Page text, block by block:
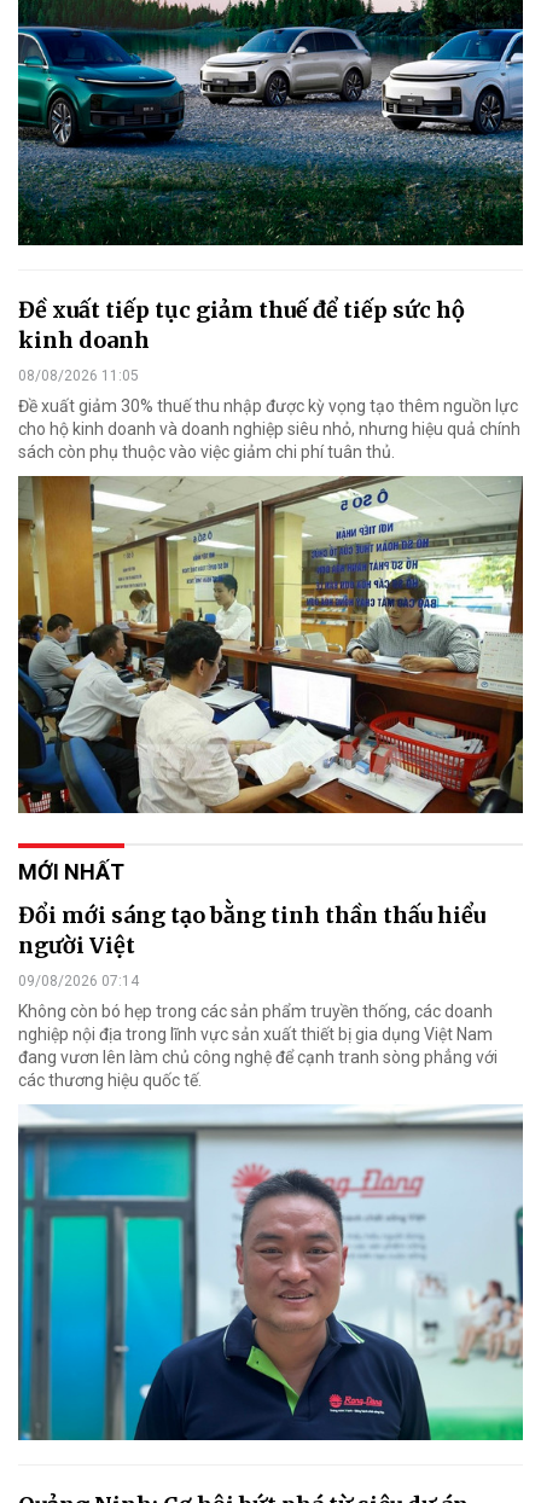
Đề xuất tiếp tục giảm thuế để tiếp sức hộ
kinh doanh
08/08/2026 11:05
Đề xuất giảm 30% thuế thu nhập được kỳ vọng tạo thêm nguồn lực
cho hộ kinh doanh và doanh nghiệp siêu nhỏ, nhưng hiệu quả chính
sách còn phụ thuộc vào việc giảm chi phí tuân thủ.
MỚI NHẤT
Đổi mới sáng tạo bằng tinh thần thấu hiểu
người Việt
09/08/2026 07:14
Không còn bó hẹp trong các sản phẩm truyền thống, các doanh
nghiệp nội địa trong lĩnh vực sản xuất thiết bị gia dụng Việt Nam
đang vươn lên làm chủ công nghệ để cạnh tranh sòng phẳng với
các thương hiệu quốc tế.